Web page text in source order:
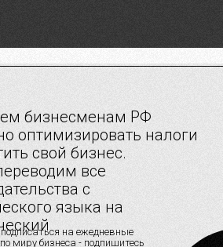
бизнесменам РФ
оптимизировать налоги
свой бизнес.
все
с
языка на
подписаться на ежедневные
миру бизнеса - подпишитесь